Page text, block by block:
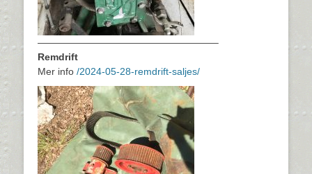
——————————————————–
Remdrift
Mer info /2024-05-28-remdrift-saljes/